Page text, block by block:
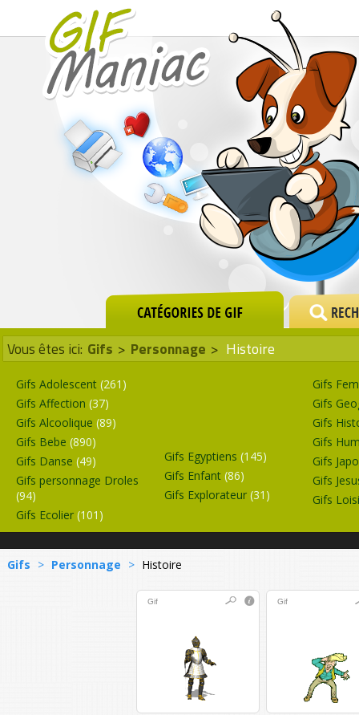
Vous êtes ici: Gifs > Personnage > Histoire
Gifs Adolescent (261)
Gifs Affection (37)
Gifs Alcoolique (89)
Gifs Bebe (890)
Gifs Danse (49)
Gifs personnage Droles
(94)
Gifs Ecolier (101)
Gifs Egyptiens (145)
Gifs Enfant (86)
Gifs Explorateur (31)
Gifs
Gifs
Gifs
Gifs
Gifs
Gifs
Gifs
Gifs > Personnage > Histoire
Gif Gif